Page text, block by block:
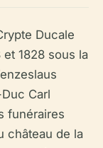
Ducale
1828 sous la
Carl
funéraires
château de la